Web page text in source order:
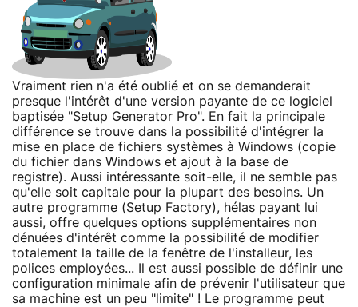
Vraiment rien n'a été oublié et on se demanderait
presque l'intérêt d'une version payante de ce logiciel
baptisée "Setup Generator Pro". En fait la principale
différence se trouve dans la possibilité d'intégrer la
mise en place de fichiers systèmes à Windows (copie
du fichier dans Windows et ajout à la base de
registre). Aussi intéressante soit-elle, il ne semble pas
qu'elle soit capitale pour la plupart des besoins. Un
autre programme (Setup Factory), hélas payant lui
aussi, offre quelques options supplémentaires non
dénuées d'intérêt comme la possibilité de modifier
totalement la taille de la fenêtre de l'installeur, les
polices employées... Il est aussi possible de définir une
configuration minimale afin de prévenir l'utilisateur que
sa machine est un peu "limite" ! Le programme peut